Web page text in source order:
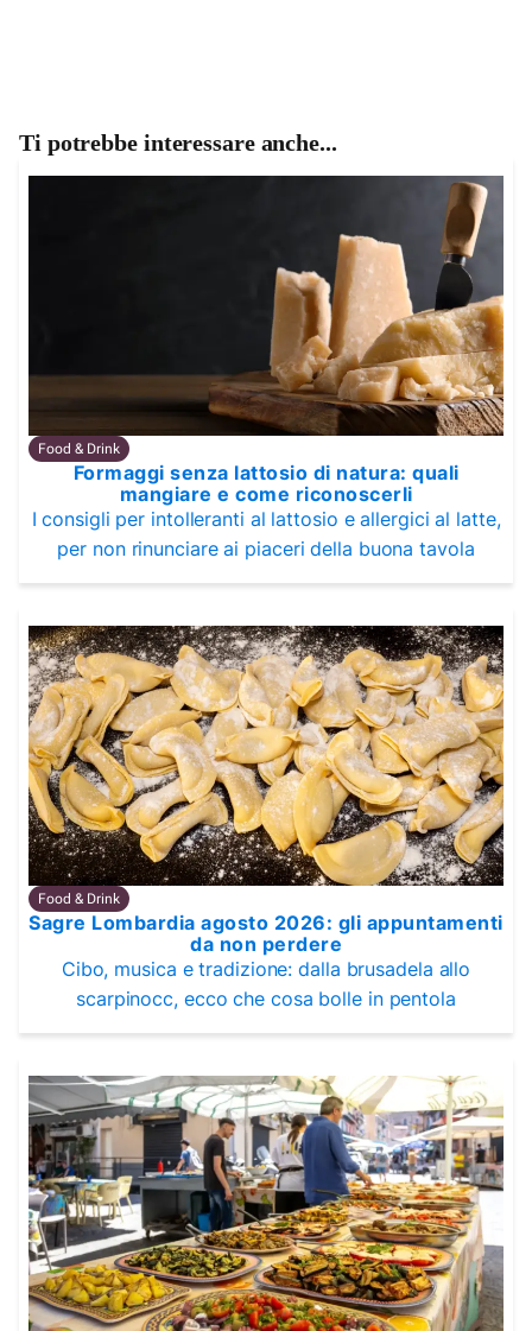
Ti potrebbe interessare anche...
Food & Drink
Formaggi senza lattosio di natura: quali
mangiare e come riconoscerli
I consigli per intolleranti al lattosio e allergici al latte,
per non rinunciare ai piaceri della buona tavola
Food & Drink
Sagre Lombardia agosto 2026: gli appuntamenti
da non perdere
Cibo, musica e tradizione: dalla brusadela allo
scarpinocc, ecco che cosa bolle in pentola